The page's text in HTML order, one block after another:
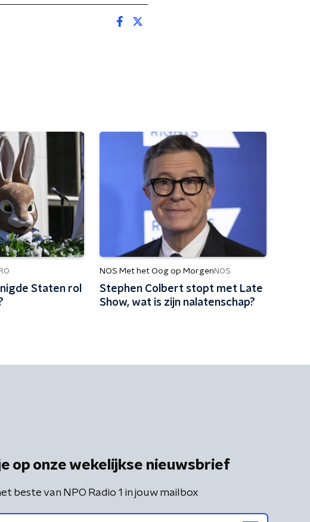
Staten rol
NOS Met het Oog op Morgen NOS
Stephen Colbert stopt met Late
Show, wat is zijn nalatenschap?
op onze wekelijkse nieuwsbrief
beste van NPO Radio 1 in jouw mailbox